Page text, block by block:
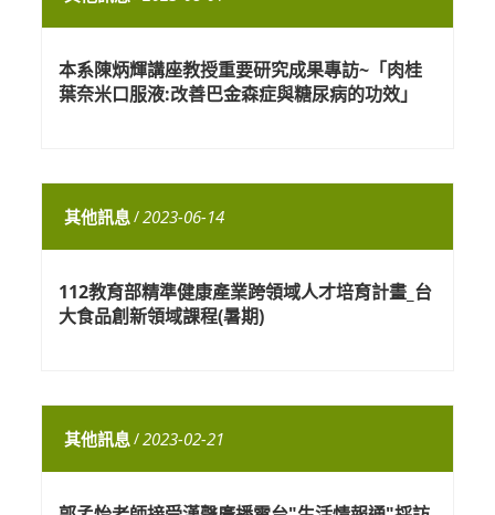
本系陳炳輝講座教授重要研究成果專訪~「肉桂
葉奈米口服液:改善巴金森症與糖尿病的功效」
其他訊息/2023-06-14
112教育部精準健康產業跨領域人才培育計畫_台
大食品創新領域課程(暑期)
其他訊息/2023-02-21